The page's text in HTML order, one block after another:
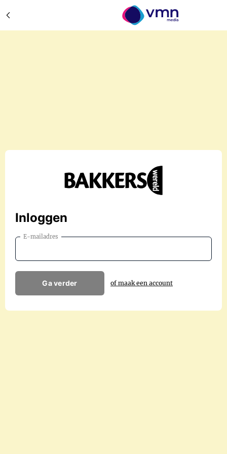
Inloggen
E-mailadres
Ga verder of maak een account